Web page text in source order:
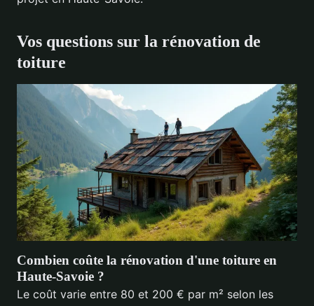
Vos questions sur la rénovation de
toiture
Combien coûte la rénovation d'une toiture en
Haute-Savoie ?
Le coût varie entre 80 et 200 € par m² selon les